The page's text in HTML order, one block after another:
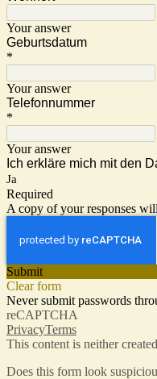
Your answer
Geburtsdatum
*
Your answer
Telefonnummer
*
Your answer
Ich erkläre mich mit den
Ja
Required
A copy of your responses
Submit
Clear form
Never submit passwords
reCAPTCHA
PrivacyTerms
This content is neither
Does this form look